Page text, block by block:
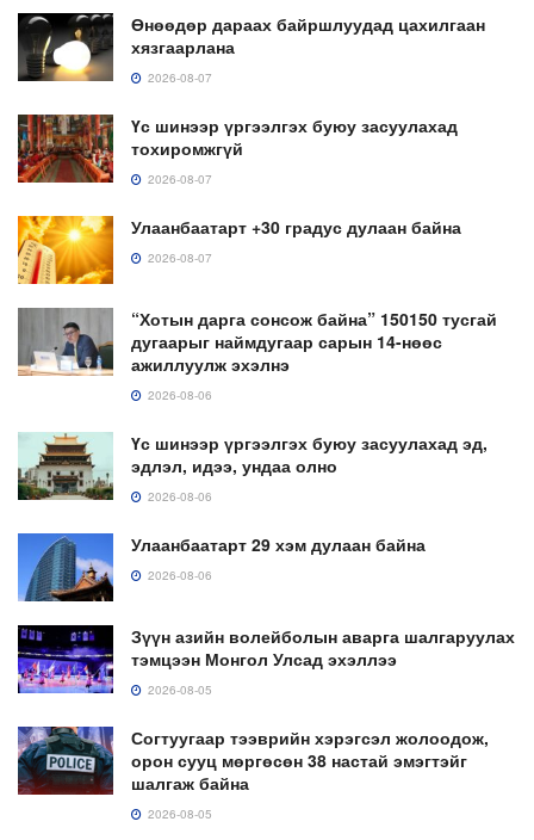
Өнөөдөр дараах байршлуудад цахилгаан
хязгаарлана
2026-08-07
Үс шинээр үргээлгэх буюу засуулахад
тохиромжгүй
2026-08-07
Улаанбаатарт +30 градус дулаан байна
2026-08-07
“Хотын дарга сонсож байна” 150150 тусгай
дугаарыг наймдугаар сарын 14-нөөс
ажиллуулж эхэлнэ
2026-08-06
Үс шинээр үргээлгэх буюу засуулахад эд,
эдлэл, идээ, ундаа олно
2026-08-06
Улаанбаатарт 29 хэм дулаан байна
2026-08-06
Зүүн азийн волейболын аварга шалгаруулах
тэмцээн Монгол Улсад эхэллээ
2026-08-05
Согтуугаар тээврийн хэрэгсэл жолоодож,
орон сууц мөргөсөн 38 настай эмэгтэйг
шалгаж байна
2026-08-05